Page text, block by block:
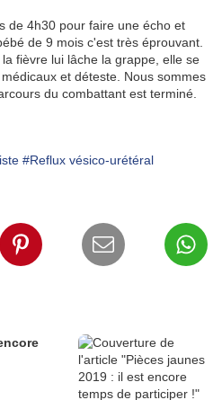
de 4h30 pour faire une écho et
de 9 mois c'est très éprouvant.
fièvre lui lâche la grappe, elle se
et déteste. Nous sommes
du combattant est terminé.
#Reflux vésico-urétéral